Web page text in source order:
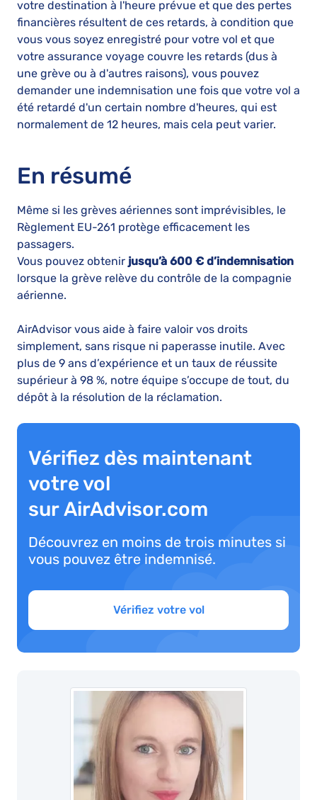
votre destination à l'heure prévue et que des pertes
financières résultent de ces retards, à condition que
vous vous soyez enregistré pour votre vol et que
votre assurance voyage couvre les retards (dus à
une grève ou à d'autres raisons), vous pouvez
demander une indemnisation une fois que votre vol a
été retardé d'un certain nombre d'heures, qui est
normalement de 12 heures, mais cela peut varier.
En résumé
Même si les grèves aériennes sont imprévisibles, le
Règlement EU-261 protège efficacement les
passagers.
Vous pouvez obtenir jusqu’à 600 € d’indemnisation
lorsque la grève relève du contrôle de la compagnie
aérienne.
AirAdvisor vous aide à faire valoir vos droits
simplement, sans risque ni paperasse inutile. Avec
plus de 9 ans d’expérience et un taux de réussite
supérieur à 98 %, notre équipe s’occupe de tout, du
dépôt à la résolution de la réclamation.
Vérifiez dès maintenant
votre vol
sur AirAdvisor.com
Découvrez en moins de trois minutes si
vous pouvez être indemnisé.
Vérifiez votre vol